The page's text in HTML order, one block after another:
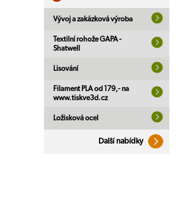
Vývoj a zakázková výroba
Textilní rohože GAPA -
Shatwell
Lisování
Filament PLA od 179,- na
www.tiskve3d.cz
Ložisková ocel
Další nabídky